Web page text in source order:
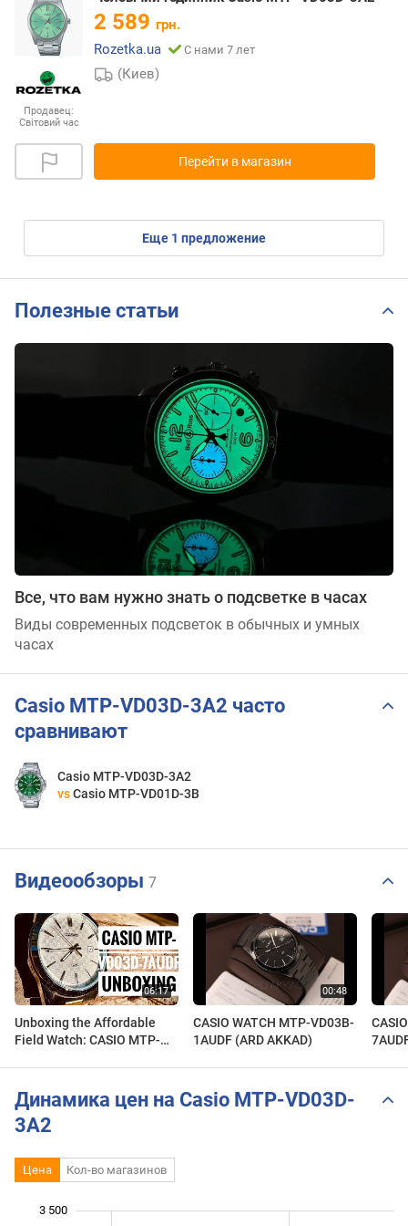
Продавец:
Світовий час
2 589 грн.
Rozetka.ua
С нами 7 лет
(Киев)
Перейти в магазин
eще 1 предложение
Полезные статьи
Все, что вам нужно знать о подсветке в часах
Виды современных подсветок в обычных и умных
часах
Casio MTP-VD03D-3A2 часто
сравнивают
Casio MTP-VD03D-3A2
vs Casio MTP-VD01D-3B
Видеообзоры 7
Unboxing the Affordable
Field Watch: CASIO MTP-
CASIO WATCH MTP-VD03B-
1AUDF (ARD AKKAD)
Динамика цен на Casio MTP-VD03D-
3A2
Цена Кол-во магазинов
3 500